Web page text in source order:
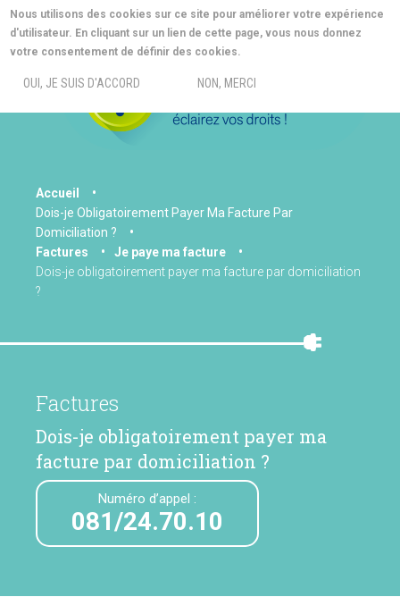
Nous utilisons des cookies sur ce site pour améliorer votre expérience
d'utilisateur. En cliquant sur un lien de cette page, vous nous donnez
votre consentement de définir des cookies.
OUI, JE SUIS D'ACCORD NON, MERCI
Aller
au
contenu
MENU
You
are
here
Accueil
Dois-je Obligatoirement Payer Ma Facture Par
Domiciliation ?
Factures
Je paye ma facture
Dois-je obligatoirement payer ma facture par domiciliation
?
Factures
Dois-je obligatoirement payer ma
facture par domiciliation ?
Numéro d’appel :
081/24.70.10